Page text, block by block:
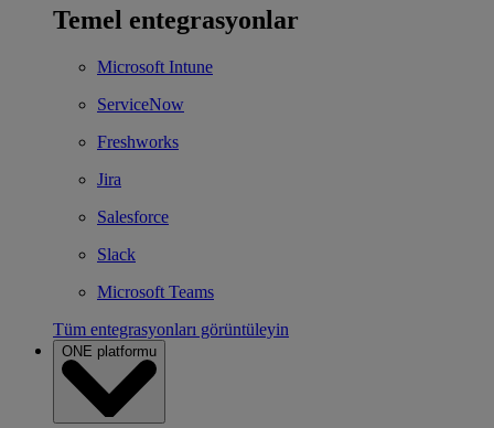
Temel entegrasyonlar
Microsoft Intune
ServiceNow
Freshworks
Jira
Salesforce
Slack
Microsoft Teams
Tüm entegrasyonları görüntüleyin
ONE platformu